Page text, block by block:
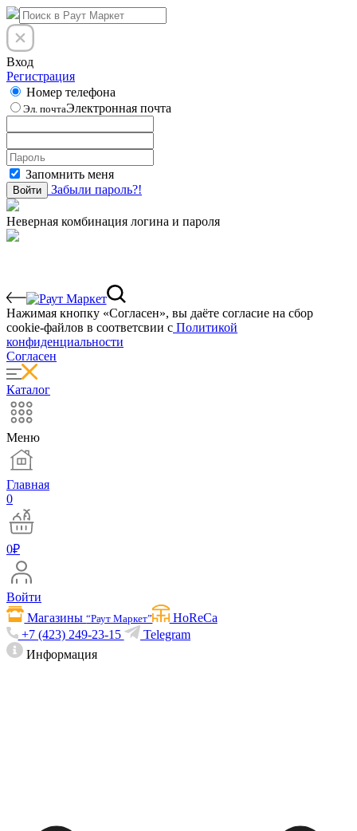
Вход
Регистрация
Номер телефона
Эл. почтаЭлектронная почта
Запомнить меня
Войти Забыли пароль?!
Неверная комбинация логина и пароля
Нажимая кнопку «Согласен», вы даёте cогласие на сбор
cookie-файлов в соответсвии с Политикой
конфиденциальности
Согласен
Каталог
Меню
Главная
0
0₽
Войти
Магазины“Раут Маркет”
HoReCa
+7 (423) 249-23-15
Telegram
Информация